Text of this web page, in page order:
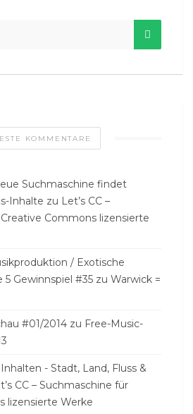
KOMMENTARE
Suchmaschine findet
Inhalte zu Let’s CC –
Commons lizensierte
/ Exotische
5 Gewinnspiel #35 zu Warwick =
#01/2014 zu Free-Music-
- Stadt, Land, Fluss &
CC – Suchmaschine für
lizensierte Werke